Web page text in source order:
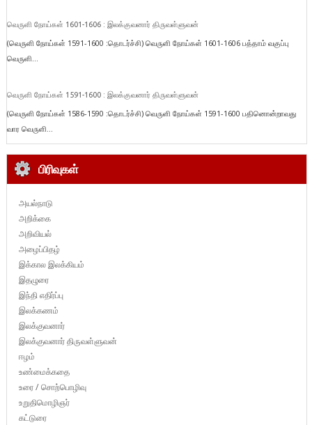
வெருளி நோய்கள் 1601-1606 : இலக்குவனார் திருவள்ளுவன்
(வெருளி நோய்கள் 1591-1600 :தொடர்ச்சி) வெருளி நோய்கள் 1601-1606 பத்தாம் வகுப்பு
வெருளி...
வெருளி நோய்கள் 1591-1600 : இலக்குவனார் திருவள்ளுவன்
(வெருளி நோய்கள் 1586-1590 :தொடர்ச்சி) வெருளி நோய்கள் 1591-1600 பதினொன்றாவது
வார வெருளி...
பிரிவுகள்
அயல்நாடு
அறிக்கை
அறிவியல்
அழைப்பிதழ்
இக்கால இலக்கியம்
இதழுரை
இந்தி எதிர்ப்பு
இலக்கணம்
இலக்குவனார்
இலக்குவனார் திருவள்ளுவன்
ஈழம்
உண்மைக்கதை
உரை / சொற்பொழிவு
உறுதிமொழிஞர்
கட்டுரை